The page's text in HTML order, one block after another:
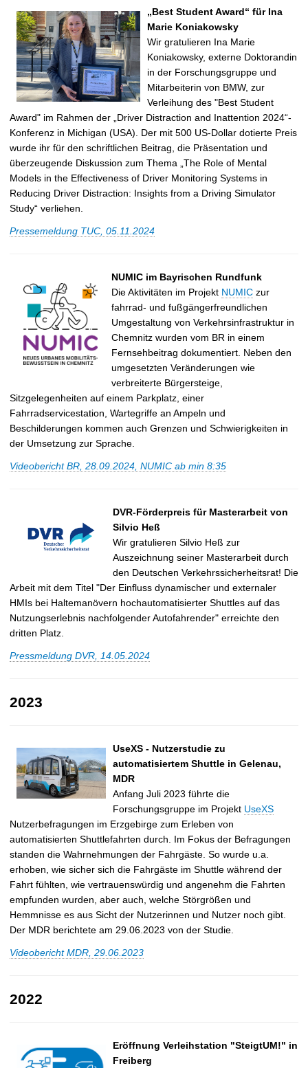
„Best Student Award“ für Ina
Marie Koniakowsky
Wir gratulieren Ina Marie
Koniakowsky, externe Doktorandin
in der Forschungsgruppe und
Mitarbeiterin von BMW, zur
Verleihung des "Best Student
Award" im Rahmen der „Driver Distraction and Inattention 2024“-
Konferenz in Michigan (USA). Der mit 500 US-Dollar dotierte Preis
wurde ihr für den schriftlichen Beitrag, die Präsentation und
überzeugende Diskussion zum Thema „The Role of Mental
Models in the Effectiveness of Driver Monitoring Systems in
Reducing Driver Distraction: Insights from a Driving Simulator
Study“ verliehen.
Pressemeldung TUC, 05.11.2024
NUMIC im Bayrischen Rundfunk
Die Aktivitäten im Projekt NUMIC zur
fahrrad- und fußgängerfreundlichen
Umgestaltung von Verkehrsinfrastruktur in
Chemnitz wurden vom BR in einem
Fernsehbeitrag dokumentiert. Neben den
umgesetzten Veränderungen wie
verbreiterte Bürgersteige,
Sitzgelegenheiten auf einem Parkplatz, einer
Fahrradservicestation, Wartegriffe an Ampeln und
Beschilderungen kommen auch Grenzen und Schwierigkeiten in
der Umsetzung zur Sprache.
Videobericht BR, 28.09.2024, NUMIC ab min 8:35
DVR-Förderpreis für Masterarbeit von
Silvio Heß
Wir gratulieren Silvio Heß zur
Auszeichnung seiner Masterarbeit durch
den Deutschen Verkehrssicherheitsrat! Die
Arbeit mit dem Titel "Der Einfluss dynamischer und externaler
HMIs bei Haltemanövern hochautomatisierter Shuttles auf das
Nutzungserlebnis nachfolgender Autofahrender" erreichte den
dritten Platz.
Pressmeldung DVR, 14.05.2024
2023
UseXS - Nutzerstudie zu
automatisiertem Shuttle in Gelenau,
MDR
Anfang Juli 2023 führte die
Forschungsgruppe im Projekt UseXS
Nutzerbefragungen im Erzgebirge zum Erleben von
automatisierten Shuttlefahrten durch. Im Fokus der Befragungen
standen die Wahrnehmungen der Fahrgäste. So wurde u.a.
erhoben, wie sicher sich die Fahrgäste im Shuttle während der
Fahrt fühlten, wie vertrauenswürdig und angenehm die Fahrten
empfunden wurden, aber auch, welche Störgrößen und
Hemmnisse es aus Sicht der Nutzerinnen und Nutzer noch gibt.
Der MDR berichtete am 29.06.2023 von der Studie.
Videobericht MDR, 29.06.2023
2022
Eröffnung Verleihstation "SteigtUM!" in
Freiberg